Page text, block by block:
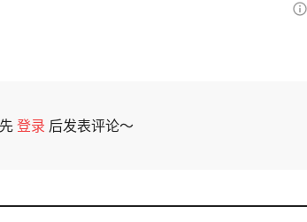
登录 后发表评论～